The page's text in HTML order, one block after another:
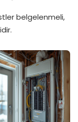
belgelenmeli,